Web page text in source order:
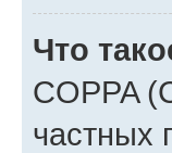
Что
COPPA
частных